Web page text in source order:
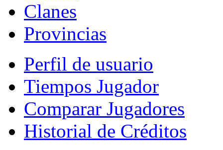
Clanes
Provincias
Perfil de usuario
Tiempos Jugador
Comparar Jugadores
Historial de Créditos